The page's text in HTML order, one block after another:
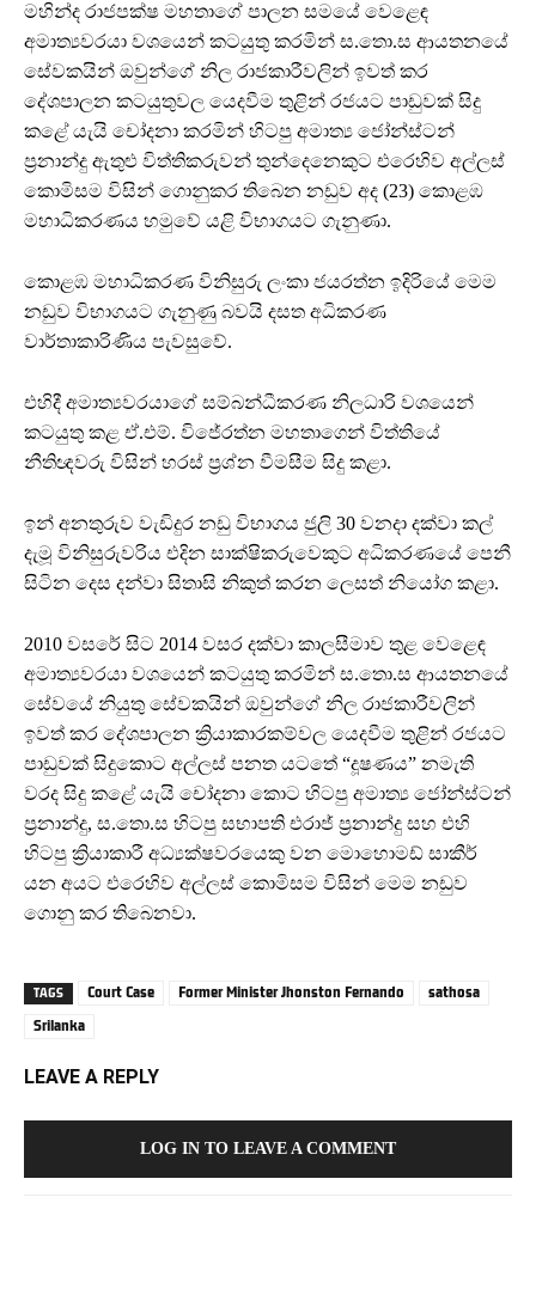
මහින්ද රාජපක්ෂ මහතාගේ පාලන සමයේ වෙළෙඳ
අමාත්‍යවරයා වශයෙන් කටයුතු කරමින් ස.තො.ස ආයතනයේ
සේවකයින් ඔවුන්ගේ නිල රාජකාරීවලින් ඉවත් කර
දේශපාලන කටයුතුවල යෙදවීම තුළින් රජයට පාඩුවක් සිදු
කළේ යැයි චෝදනා කරමින් හිටපු අමාත්‍ය ජෝන්ස්ටන්
ප්‍රනාන්දු ඇතුළු විත්තිකරුවන් තුන්දෙනෙකුට එරෙහිව අල්ලස්
කොමිසම විසින් ගොනුකර තිබෙන නඩුව අද (23) කොළඹ
මහාධිකරණය හමුවේ යළි විභාගයට ගැනුණා.
කොළඹ මහාධිකරණ විනිසුරු ලංකා ජයරත්න ඉදිරියේ මෙම
නඩුව විභාගයට ගැනුණු බවයි දසත අධිකරණ
වාර්තාකාරිණිය පැවසුවේ.
එහිදී අමාත්‍යවරයාගේ සම්බන්ධීකරණ නිලධාරි වශයෙන්
කටයුතු කළ ඒ.එම්. විජේරත්න මහතාගෙන් විත්තියේ
නීතිඥවරු විසින් හරස් ප්‍රශ්න වීමසීම සිදු කළා.
ඉන් අනතුරුව වැඩිදුර නඩු විභාගය ජුලි 30 වනදා දක්වා කල්
දැමූ විනිසුරුවරිය එදින සාක්ෂිකරුවෙකුට අධිකරණයේ පෙනී
සිටින දෙස දන්වා සිතාසි නිකුත් කරන ලෙසත් නියෝග කළා.
2010 වසරේ සිට 2014 වසර දක්වා කාලසීමාව තුළ වෙළෙඳ
අමාත්‍යවරයා වශයෙන් කටයුතු කරමින් ස.තො.ස ආයතනයේ
සේවයේ නියුතු සේවකයින් ඔවුන්ගේ නිල රාජකාරීවලින්
ඉවත් කර දේශපාලන ක්‍රියාකාරකම්වල යෙදවීම තුළින් රජයට
පාඩුවක් සිදුකොට අල්ලස් පනත යටතේ “දූෂණය” නමැති
වරද සිදු කළේ යැයි චෝදනා කොට හිටපු අමාත්‍ය ජෝන්ස්ටන්
ප්‍රනාන්දු, ස.තො.ස හිටපු සභාපති එරාජ් ප්‍රනාන්දු සහ එහි
හිටපු ක්‍රියාකාරී අධ්‍යක්ෂවරයෙකු වන මොහොමඩ් සාකීර්
යන අයට එරෙහිව අල්ලස් කොමිසම විසින් මෙම නඩුව
ගොනු කර තිබෙනවා.
TAGS Court Case Former Minister Jhonston Fernando
sathosa
Srilanka
LEAVE A REPLY
LOG IN TO LEAVE A COMMENT